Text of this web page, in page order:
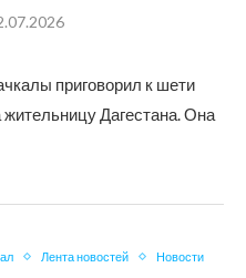
приговорил к шети
Дагестана. Она
Лента новостей Новости